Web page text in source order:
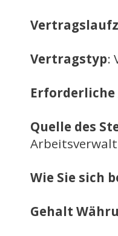
Vertragstyp:
Quelle des
Wie Sie sich
Gehalt